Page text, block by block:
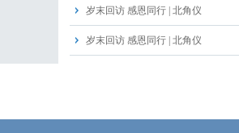
岁末回访 感恩同行 | 北角仪
岁末回访 感恩同行 | 北角仪